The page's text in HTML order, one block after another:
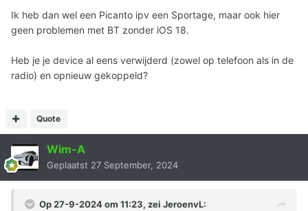
Ik heb dan wel een Picanto ipv een Sportage, maar ook hier
geen problemen met BT zonder iOS 18.
Heb je je device al eens verwijderd (zowel op telefoon als in de
radio) en opnieuw gekoppeld?
Quote
Wim-A
Geplaatst 27 September, 2024
Op 27-9-2024 om 11:23, zei JeroenvL: